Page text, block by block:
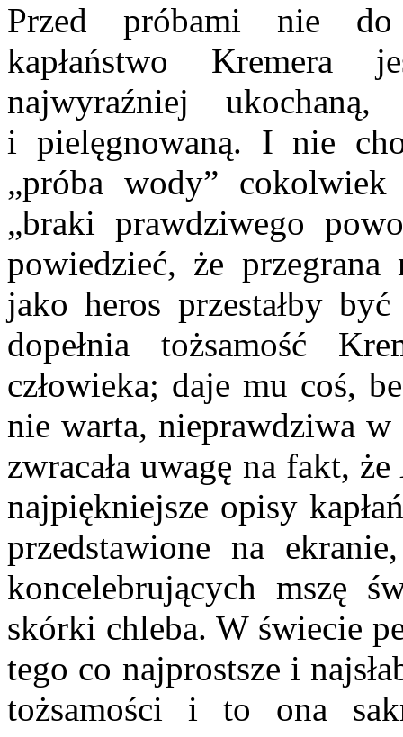
Przed próbami nie do
kapłaństwo Kremera
najwyraźniej
i pielęgnowaną. I nie
„próba wody”
„braki prawdziwego
powiedzieć, że
jako heros przestałby
dopełnia tożsamość
człowieka; daje mu coś,
nie warta, nieprawdziwa
zwracała uwagę na fakt, że
najpiękniejsze opisy
przedstawione na
koncelebrujących mszę
skórki chleba. W świecie
tego co najprostsze i
tożsamości i to ona